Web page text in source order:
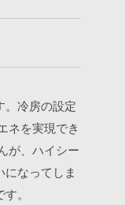
。冷房の設定
ネを実現でき
が、ハイシー
になってしま
。